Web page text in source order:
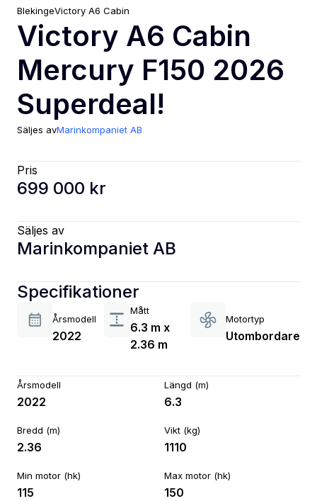
BlekingeVictory A6 Cabin
Victory A6 Cabin
Mercury F150 2026
Superdeal!
Säljes avMarinkompaniet AB
Pris
699 000 kr
Säljes av
Marinkompaniet AB
Specifikationer
Årsmodell
2022
Mått
6.3 m x
2.36 m
Motortyp
Utombordare
Årsmodell
2022
Längd (m)
6.3
Bredd (m)
2.36
Vikt (kg)
1110
Min motor (hk)
115
Max motor (hk)
150